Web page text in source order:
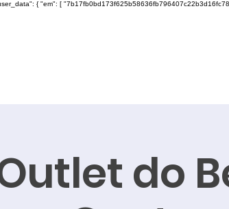
{ "em": [
do